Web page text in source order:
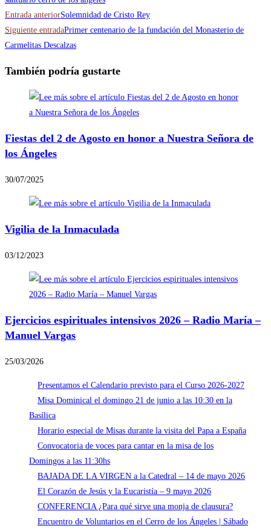
Leer
más
artículos
Entrada anteriorSolemnidad de Cristo Rey
Siguiente entradaPrimer centenario de la fundación del Monasterio de
Carmelitas Descalzas
También podría gustarte
Fiestas del 2 de Agosto en honor a Nuestra Señora de
los Ángeles
30/07/2025
Vigilia de la Inmaculada
03/12/2023
Ejercicios espirituales intensivos 2026 – Radio María –
Manuel Vargas
25/03/2026
Presentamos el Calendario previsto para el Curso 2026-2027
Misa Dominical el domingo 21 de junio a las 10:30 en la
Basílica
Horario especial de Misas durante la visita del Papa a España
Convocatoria de voces para cantar en la misa de los
Domingos a las 11:30hs
BAJADA DE LA VIRGEN a la Catedral – 14 de mayo 2026
El Corazón de Jesús y la Eucaristía – 9 mayo 2026
CONFERENCIA ¿Para qué sirve una monja de clausura?
Encuentro de Voluntarios en el Cerro de los Ángeles | Sábado